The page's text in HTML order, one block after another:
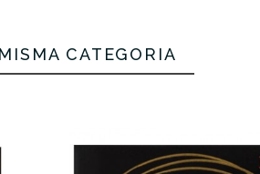
CATEGORÍA